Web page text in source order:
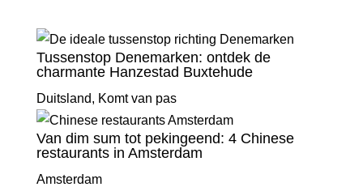
Tussenstop Denemarken: ontdek de
charmante Hanzestad Buxtehude
Duitsland, Komt van pas
Van dim sum tot pekingeend: 4 Chinese
restaurants in Amsterdam
Amsterdam